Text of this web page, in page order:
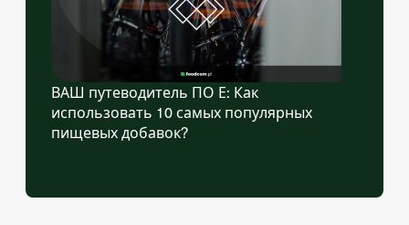
ВАШ путеводитель ПО Е: Как
использовать 10 самых популярных
пищевых добавок?